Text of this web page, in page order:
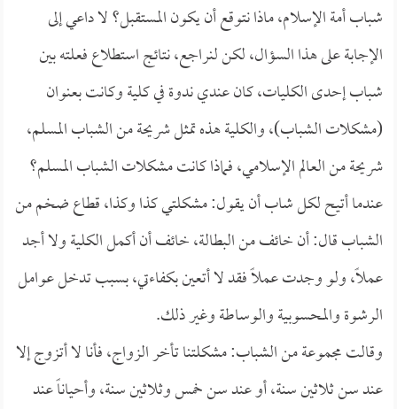
شباب أمة الإسلام، ماذا نتوقع أن يكون المستقبل؟ لا داعي إلى
الإجابة على هذا السؤال، لكن لنراجع، نتائج استطلاع فعلته بين
شباب إحدى الكليات، كان عندي ندوة في كلية وكانت بعنوان
(مشكلات الشباب)، والكلية هذه تمثل شريحة من الشباب المسلم،
شريحة من العالم الإسلامي، فماذا كانت مشكلات الشباب المسلم؟
عندما أتيح لكل شاب أن يقول: مشكلتي كذا وكذا، قطاع ضخم من
الشباب قال: أن خائف من البطالة، خائف أن أكمل الكلية ولا أجد
عملاً، ولو وجدت عملاً فقد لا أتعين بكفاءتي، بسبب تدخل عوامل
الرشوة والمحسوبية والوساطة وغير ذلك.
وقالت مجموعة من الشباب: مشكلتنا تأخر الزواج، فأنا لا أتزوج إلا
عند سن ثلاثين سنة، أو عند سن خمس وثلاثين سنة، وأحياناً عند